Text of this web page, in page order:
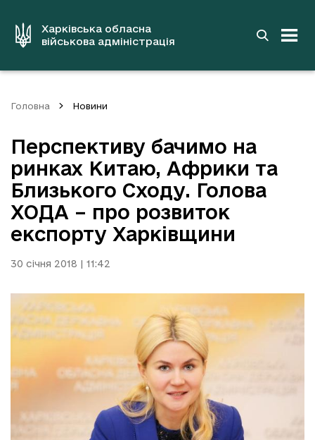
вмістуХарківська обласна
військова адміністрація
Головна Новини
Перспективу бачимо на
ринках Китаю, Африки та
Близького Сходу. Голова
ХОДА – про розвиток
експорту Харківщини
30 січня 2018 | 11:42